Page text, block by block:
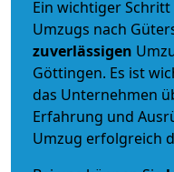
Ein wichtiger
Umzugs nach
zuverlässigen
Göttingen. Es ist
das Unternehmen
Erfahrung und
Umzug erfolgreich